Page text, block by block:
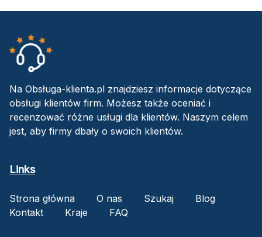
Na Obsługa-klienta.pl znajdziesz informacje dotyczące
obsługi klientów firm. Możesz także oceniać i
recenzować różne usługi dla klientów. Naszym celem
jest, aby firmy dbały o swoich klientów.
Links
Strona główna O nas Szukaj
Blog
Kontakt
Kraje FAQ